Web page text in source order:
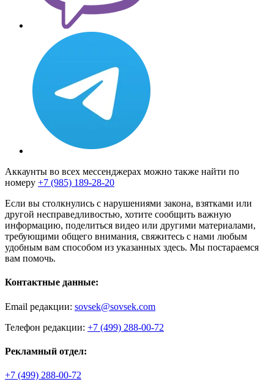
Аккаунты во всех мессенджерах можно также найти по
номеру +7 (985) 189-28-20
Если вы столкнулись с нарушениями закона, взятками или
другой несправедливостью, хотите сообщить важную
информацию, поделиться видео или другими материалами,
требующими общего внимания, свяжитесь с нами любым
удобным вам способом из указанных здесь. Мы постараемся
вам помочь.
Контактные данные:
Email редакции: sovsek@sovsek.com
Телефон редакции: +7 (499) 288-00-72
Рекламный отдел:
+7 (499) 288-00-72